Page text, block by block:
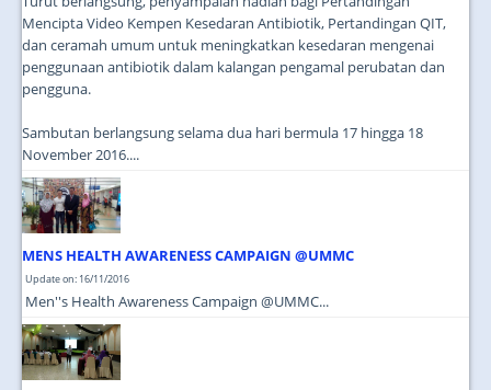
Mencipta Video Kempen Kesedaran Antibiotik, Pertandingan QIT,
dan ceramah umum untuk meningkatkan kesedaran mengenai
penggunaan antibiotik dalam kalangan pengamal perubatan dan
pengguna.
Sambutan berlangsung selama dua hari bermula 17 hingga 18
November 2016....
MENS HEALTH AWARENESS CAMPAIGN @UMMC
Update on: 16/11/2016
Men''s Health Awareness Campaign @UMMC...